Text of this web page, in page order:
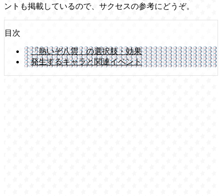
ントも掲載しているので、サクセスの参考にどうぞ。
目次
「熱いぞ八雲」の選択肢・効果
発生するキャラと関連イベント